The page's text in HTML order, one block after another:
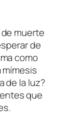
muer­te
de
co­mo
de la luz?
que